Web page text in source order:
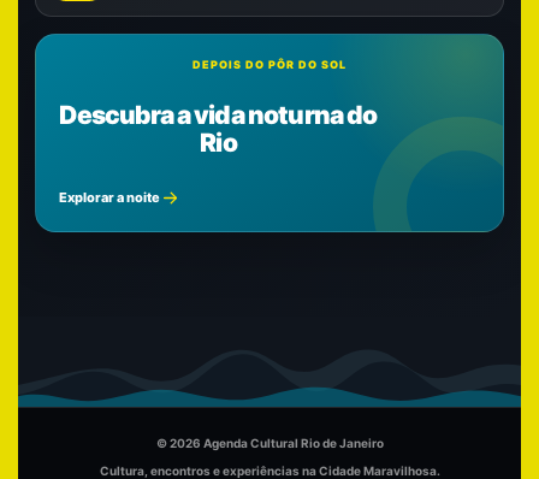
DEPOIS DO PÔR DO SOL
Descubra a vida noturna do
Rio
Explorar a noite
© 2026 Agenda Cultural Rio de Janeiro
Cultura, encontros e experiências na Cidade Maravilhosa.